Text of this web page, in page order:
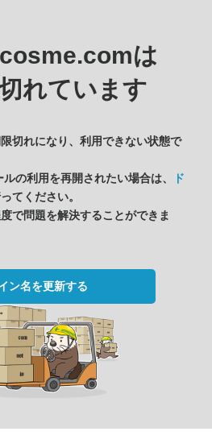
は
れています
切れになり、利用できない状態で
の利用を再開されたい場合は、
ド
てください。
で問題を解決することができま
ン名を更新する